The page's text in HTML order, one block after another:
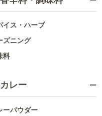
イス・ハーブ
ズニング
料
カレー
ーパウダー